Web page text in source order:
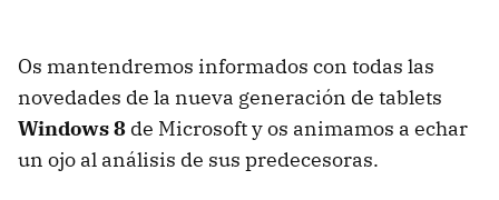
Os mantendremos informados con todas las
novedades de la nueva generación de tablets
Windows 8 de Microsoft y os animamos a echar
un ojo al análisis de sus predecesoras.